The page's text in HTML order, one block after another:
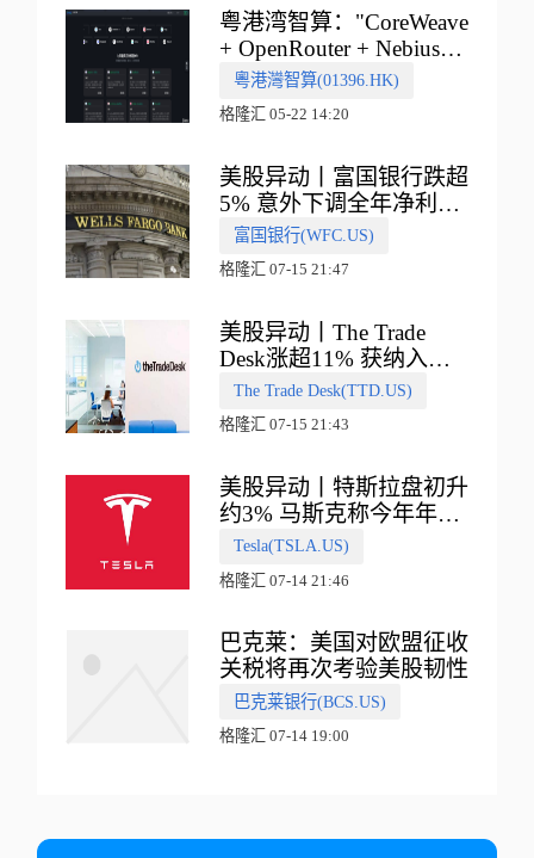
粤港湾智算："CoreWeave
+ OpenRouter + Nebius"
多向融合的中国智算新范
式
粵港灣智算(01396.HK)
格隆汇 05-22 14:20
美股异动丨富国银行跌超
5% 意外下调全年净利息
收入指引
富国银行(WFC.US)
格隆汇 07-15 21:47
美股异动丨The Trade
Desk涨超11% 获纳入标
普500指数
The Trade Desk(TTD.US)
格隆汇 07-15 21:43
美股异动丨特斯拉盘初升
约3% 马斯克称今年年底
会有‘史诗级震撼’的演示
Tesla(TSLA.US)
格隆汇 07-14 21:46
巴克莱：美国对欧盟征收
关税将再次考验美股韧性
巴克莱银行(BCS.US)
格隆汇 07-14 19:00